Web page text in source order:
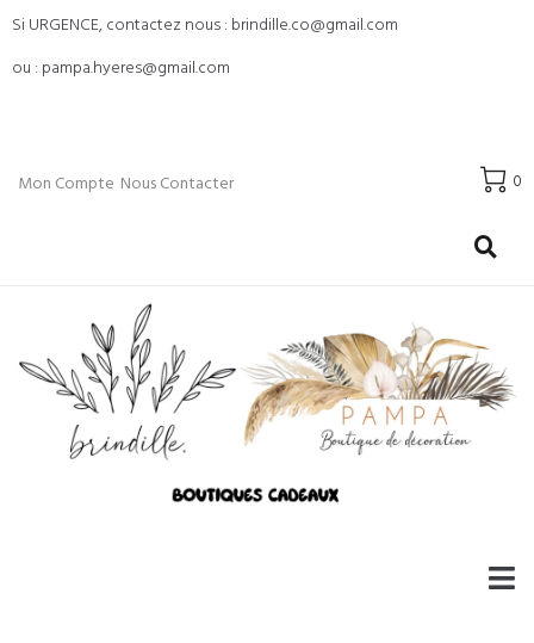
Si URGENCE, contactez nous : brindille.co@gmail.com
ou : pampa.hyeres@gmail.com
Mon Compte Nous Contacter 0